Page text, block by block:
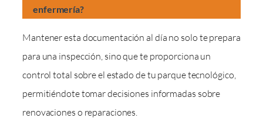
enfermería?
Mantener esta documentación al día no solo te prepara
para una inspección, sino que te proporciona un
control total sobre el estado de tu parque tecnológico,
permitiéndote tomar decisiones informadas sobre
renovaciones o reparaciones.